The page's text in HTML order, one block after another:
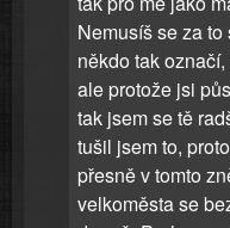
Nemusíš se za
někdo tak
ale protože jsi
tak jsem se tě
tušil jsem to,
přesně v tomto
velkoměsta se